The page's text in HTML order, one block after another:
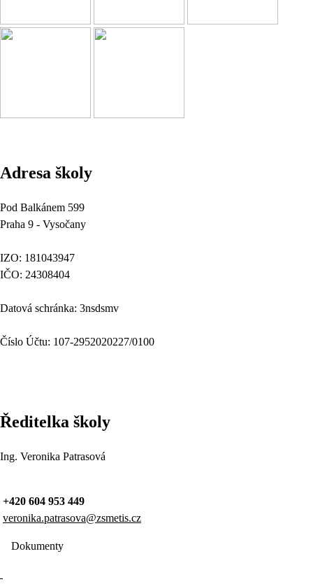
Adresa školy
Pod Balkánem 599
Praha 9 - Vysočany
IZO: 181043947
IČO: 24308404
Datová schránka: 3nsdsmv
Číslo Účtu: 107-2952020227/0100
Ředitelka školy
Ing. Veronika Patrasová
+420 604 953 449
veronika.patrasova@zsmetis.cz
Dokumenty